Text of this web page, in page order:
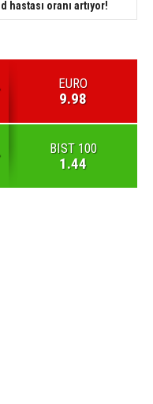
hastası oranı artıyor!
EURO
9.98
BIST 100
1.44